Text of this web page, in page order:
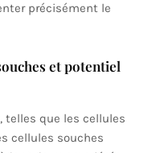
précisément le
et potentiel
telles que les cellules
cellules souches